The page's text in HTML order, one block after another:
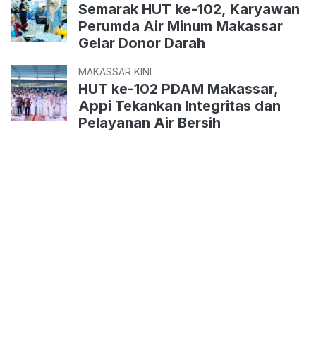
Semarak HUT ke-102, Karyawan
Perumda Air Minum Makassar
Gelar Donor Darah
MAKASSAR KINI
HUT ke-102 PDAM Makassar,
Appi Tekankan Integritas dan
Pelayanan Air Bersih